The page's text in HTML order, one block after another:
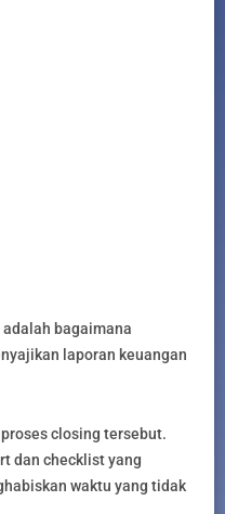
bagaimana
laporan keuangan
closing tersebut.
dan checklist yang
waktu yang tidak